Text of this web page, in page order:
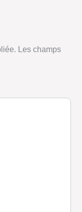
Les champs